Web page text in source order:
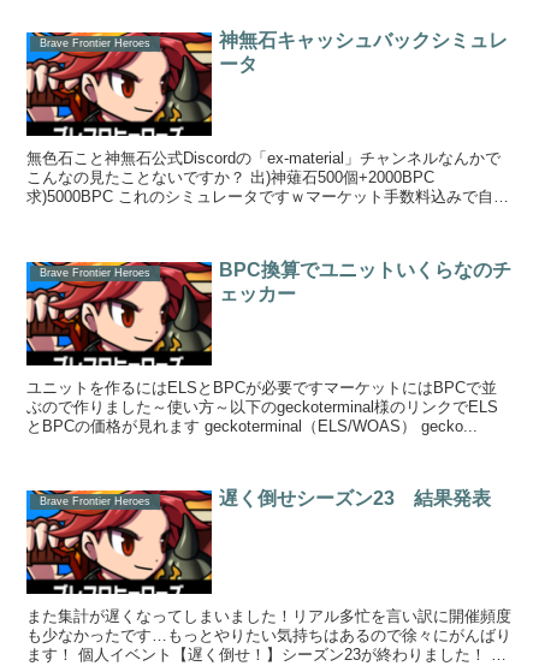
Brave Frontier Heroes
神無石キャッシュバックシミュレ
ータ
無色石こと神無石公式Discordの「ex-material」チャンネルなんかで
こんなの見たことないですか？ 出)神薙石500個+2000BPC
求)5000BPC これのシミュレータですｗマーケット手数料込みで自動
Brave Frontier Heroes
BPC換算でユニットいくらなのチ
ェッカー
ユニットを作るにはELSとBPCが必要ですマーケットにはBPCで並
ぶので作りました～使い方～以下のgeckoterminal様のリンクでELS
とBPCの価格が見れます geckoterminal（ELS/WOAS） gecko...
Brave Frontier Heroes 遅く倒せシーズン23 結果発表
また集計が遅くなってしまいました！リアル多忙を言い訳に開催頻度
も少なかったです…もっとやりたい気持ちはあるので徐々にがんばり
ます！ 個人イベント【遅く倒せ！】シーズン23が終わりました！ 結